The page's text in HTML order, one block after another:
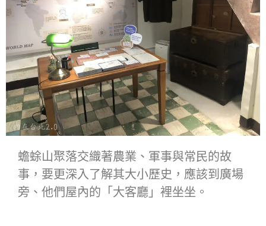
蟾蜍山聚落交織著農業、軍事與常民的故
事，要更深入了解其大小歷史，應該到廣場
旁、他們屋內的「大客廳」裡坐坐。